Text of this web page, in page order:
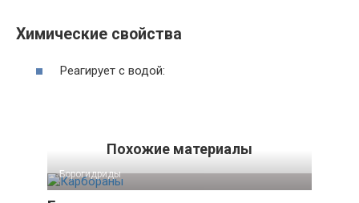
Химические свойства
Реагирует с водой:
Похожие материалы
Борогидриды‎